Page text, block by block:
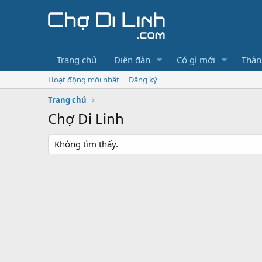
Trang chủ Diễn đàn Có gì mới
Hoạt động mới nhất
Đăng ký
Trang chủ
Chợ Di Linh
Không tìm thấy.